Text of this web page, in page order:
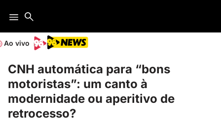
Ao vivo
CNH automática para “bons
motoristas”: um canto à
modernidade ou aperitivo de
retrocesso?